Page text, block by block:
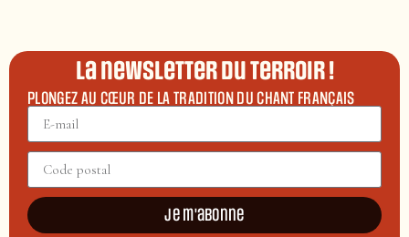
La newsletter du terroir !
PLONGEZ AU CŒUR DE LA TRADITION DU CHANT FRANÇAIS
Je m'abonne